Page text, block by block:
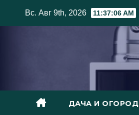
Вс. Авг 9th, 2026 11:37:08 AM
ДАЧА И ОГОРОД